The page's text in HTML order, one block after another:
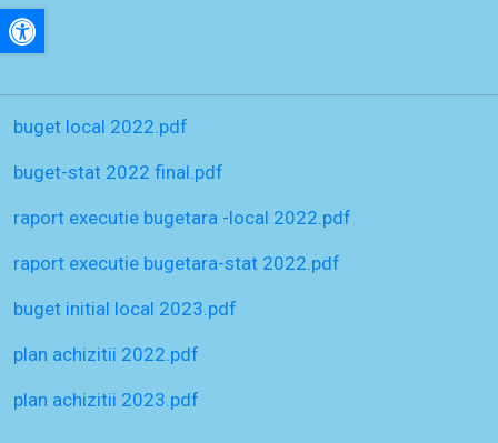
A+
buget local 2022.pdf
buget-stat 2022 final.pdf
raport executie bugetara -local 2022.pdf
raport executie bugetara-stat 2022.pdf
buget initial local 2023.pdf
plan achizitii 2022.pdf
plan achizitii 2023.pdf